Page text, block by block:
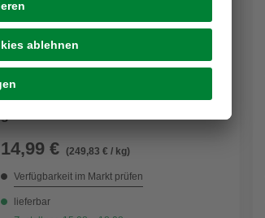
Katzensnack »Shakery«, Lachs, 60
14,99 € (249,83 € / kg)
Verfügbarkeit im Markt prüfen
lieferbar